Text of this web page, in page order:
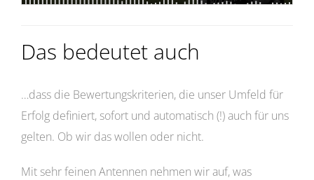
Das bedeutet auch
…dass die Bewertungskriterien, die unser Umfeld für
Erfolg definiert, sofort und automatisch (!) auch für uns
gelten. Ob wir das wollen oder nicht.
Mit sehr feinen Antennen nehmen wir auf, was